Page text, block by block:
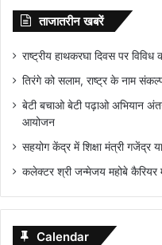
ताजातरीन खबरें
राष्ट्रीय हाथकरघा दिवस पर
तिरंगे को सलाम, राष्ट्र के नाम
बेटी बचाओ बेटी पढ़ाओ अभियान
आयोजन
सहयोग केंद्र में शिक्षा मंत्री गजेंद्र
कलेक्टर श्री जन्मेजय महोबे कैरियर
Calendar